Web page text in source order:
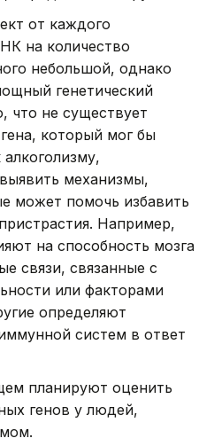
от каждого
на количество
небольшой, однако
генетический
что не существует
который мог бы
механизмы,
может помочь избавить
Например,
на способность мозга
связи, связанные с
или факторами
определяют
систем в ответ
планируют оценить
генов у людей,